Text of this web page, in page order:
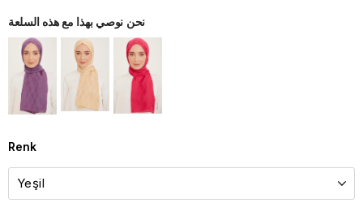
نحن نوصي بهذا مع هذه السلعة
Renk